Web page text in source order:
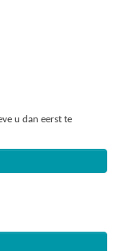
u dan eerst te